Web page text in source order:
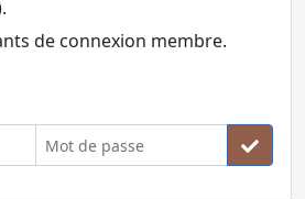
de connexion membre.